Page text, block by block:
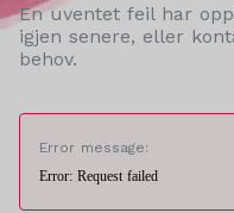
En uventet feil har
igjen senere, eller
behov.
Error message:
Error: Request failed